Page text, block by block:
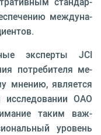
междуна­
эксперты JCI
потребителя ме­
мнению, является
ОАО
таким важ­
уровень